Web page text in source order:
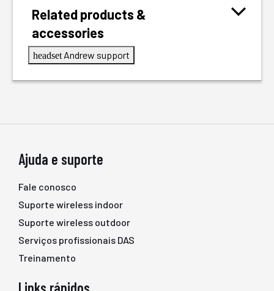
Related products &
accessories
headset Andrew support
Ajuda e suporte
Fale conosco
Suporte wireless indoor
Suporte wireless outdoor
Serviços profissionais DAS
Treinamento